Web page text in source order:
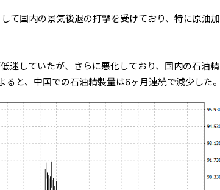
て国内の景気後退の打撃を受けており、特に原油加
迷していたが、さらに悪化しており、国内の石油精
と、中国での石油精製量は6ヶ月連続で減少した。